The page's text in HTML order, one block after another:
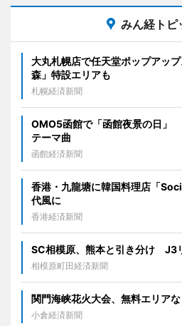
みん経トピ
大丸札幌店で任天堂ポップアッ
森」特設エリアも
札幌経済新聞
OMO5函館で「函館夜景の日」
テーマ曲
函館経済新聞
香港・九龍塘に韓国料理店「
代風に
香港経済新聞
SC相模原、熊本と引き分け J3
相模原町田経済新聞
関門海峡花火大会、無料エリア
小倉経済新聞